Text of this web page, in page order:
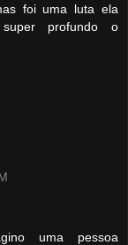
foi uma luta ela
profundo o
uma pessoa